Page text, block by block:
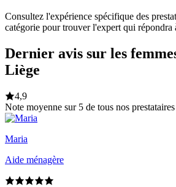
Consultez l'expérience spécifique des
catégorie pour trouver l'expert qui répondra
Dernier avis sur les
Liège
4,9
Note moyenne sur 5 de tous nos prestataires
Maria
Aide ménagère